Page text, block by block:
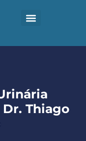
Thiago